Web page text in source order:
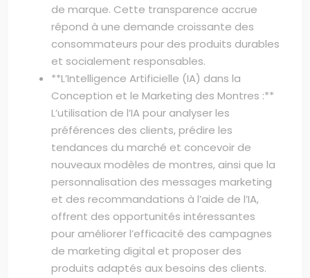
de marque. Cette transparence accrue
répond à une demande croissante des
consommateurs pour des produits durables
et socialement responsables.
**L’Intelligence Artificielle (IA) dans la
Conception et le Marketing des Montres :**
L’utilisation de l’IA pour analyser les
préférences des clients, prédire les
tendances du marché et concevoir de
nouveaux modèles de montres, ainsi que la
personnalisation des messages marketing
et des recommandations à l’aide de l’IA,
offrent des opportunités intéressantes
pour améliorer l’efficacité des campagnes
de marketing digital et proposer des
produits adaptés aux besoins des clients.